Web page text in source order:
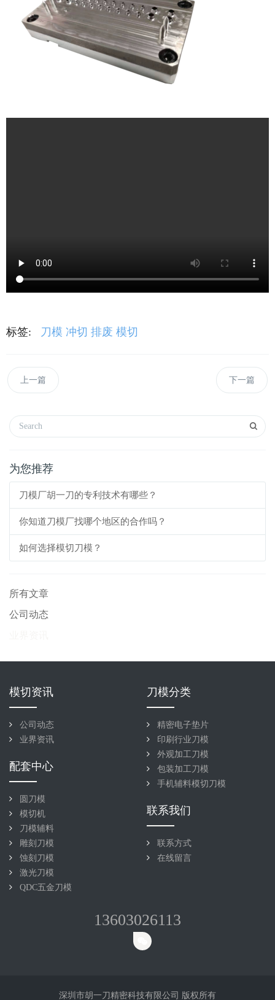
标签: 刀模 冲切 排废 模切
上一篇 下一篇
为您推荐
刀模厂胡一刀的专利技术有哪些？
你知道刀模厂找哪个地区的合作吗？
如何选择模切刀模？
所有文章
公司动态
模切资讯
公司动态
业界资讯
刀模分类
精密电子垫片
印刷行业刀模
外观加工刀模
包装加工刀模
手机辅料模切刀模
配套中心
圆刀模
模切机
刀模辅料
雕刻刀模
蚀刻刀模
激光刀模
QDC五金刀模
联系我们
联系方式
在线留言
13603026113
深圳市胡一刀精密科技有限公司 版权所有